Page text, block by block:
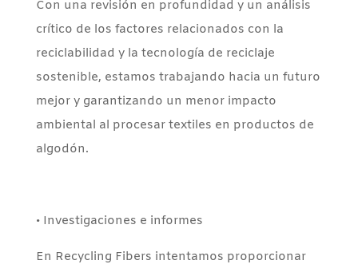
Con una revisión en profundidad y un análisis
crítico de los factores relacionados con la
reciclabilidad y la tecnología de reciclaje
sostenible, estamos trabajando hacia un futuro
mejor y garantizando un menor impacto
ambiental al procesar textiles en productos de
algodón.
• Investigaciones e informes
En Recycling Fibers intentamos proporcionar